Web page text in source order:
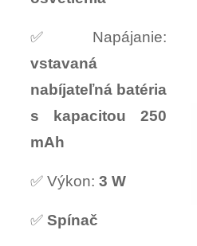
✅ Napájanie:
vstavaná
nabíjateľná batéria
s kapacitou 250
mAh
✅ Výkon: 3 W
✅ Spínač